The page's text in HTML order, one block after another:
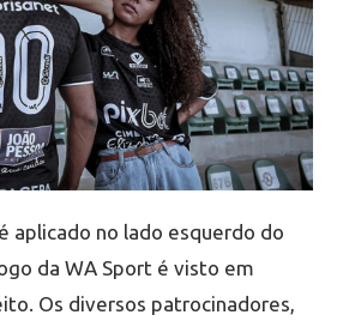
aplicado no lado esquerdo do
da WA Sport é visto em
Os diversos patrocinadores,